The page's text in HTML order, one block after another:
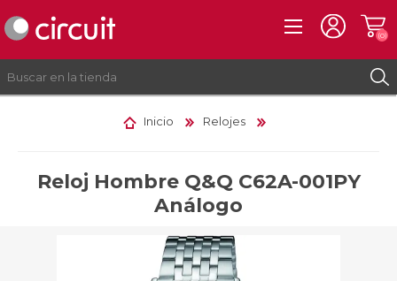
INICIAR SESIÓN
(0)
Inicio Relojes
Reloj Hombre Q&Q C62A-001PY
Análogo